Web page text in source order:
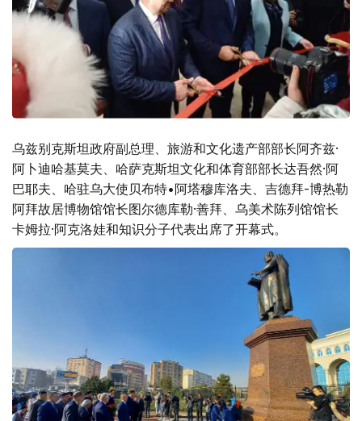
乌兹别克斯坦政府副总理、旅游和文化遗产部部长阿齐兹·
阿卜迪哈基莫夫、哈萨克斯坦文化和体育部部长达吾然·阿
巴耶夫、哈驻乌大使贝布特•阿塔穆库洛夫、吉德拜-博热勒
阿拜故居博物馆馆长图尔德库勒·善拜、乌美术陈列馆馆长
卡姆拉·阿克洛娃和知识分子代表出席了开幕式。